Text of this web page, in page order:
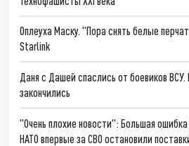
Оплеуха Маску. "Пора снять белые
Starlink
Даня с Дашей спаслись от боевиков
закончились
"Очень плохие новости": Большая
НАТО впервые за СВО остановили